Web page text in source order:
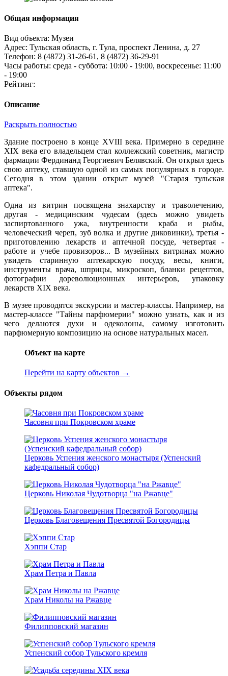
Общая информация
Вид объекта: Музеи
Адрес: Тульская область, г. Тула, проспект Ленина, д. 27
Телефон: 8 (4872) 31‑26-61, 8 (4872) 36‑29-91
Часы работы: среда - суббота: 10:00 - 19:00, воскресенье: 11:00
- 19:00
Рейтинг:
Описание
Раскрыть полностью
Здание построено в конце XVIII века. Примерно в середине
XIX века его владельцем стал коллежский советник, магистр
фармации Фердинанд Георгиевич Белявский. Он открыл здесь
свою аптеку, ставшую одной из самых популярных в городе.
Сегодня в этом здании открыт музей "Старая тульская
аптека".
Одна из витрин посвящена знахарству и траволечению,
другая - медицинским чудесам (здесь можно увидеть
заспиртованного ужа, внутренности краба и рыбы,
человеческий череп, зуб волка и другие диковинки), третья -
приготовлению лекарств и аптечной посуде, четвертая -
работе и учебе провизоров... В музейных витринах можно
увидеть старинную аптекарскую посуду, весы, книги,
инструменты врача, шприцы, микроскоп, бланки рецептов,
фотографии дореволюционных интерьеров, упаковку
лекарств XIX века.
В музее проводятся экскурсии и мастер-классы. Например, на
мастер-классе "Тайны парфюмерии" можно узнать, как и из
чего делаются духи и одеколоны, самому изготовить
парфюмерную композицию на основе натуральных масел.
Объект на карте
Перейти на карту объектов →
Объекты рядом
Часовня при Покровском храме
Церковь Успения женского монастыря (Успенский
кафедральный собор)
Церковь Николая Чудотворца "на Ржавце"
Церковь Благовещения Пресвятой Богородицы
Хэппи Стар
Храм Петра и Павла
Храм Николы на Ржавце
Филипповский магазин
Успенский собор Тульского кремля